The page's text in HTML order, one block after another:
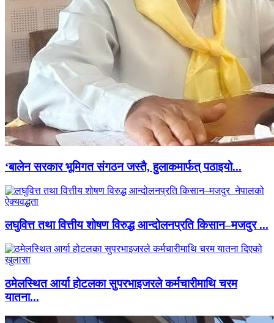
‘बालेन सरकार भूमिगत संगठन जस्तै, हुलाकमार्फत् पठाइयो...
लघुवित्त तथा वित्तीय शोषण विरुद्ध आन्दोलनप्रति किसान–मजदुर ...
ठमेलस्थित आर्या होटलका सुपरभाइजरले कर्मचारीमाथि चरम
यातना...